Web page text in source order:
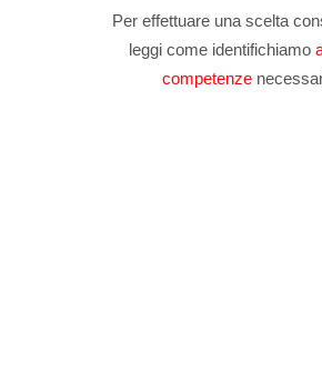
Per effettuare una scelta
leggi come identifichiamo
competenze